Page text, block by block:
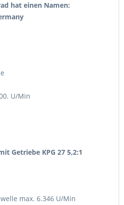
hat einen Namen:
U/Min
Getriebe KPG 27 5,2:1
max. 6.346 U/Min